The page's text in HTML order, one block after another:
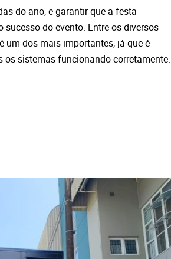
do ano, e garantir que a festa
do evento. Entre os diversos
um dos mais importantes, já que é
os sistemas funcionando corretamente.